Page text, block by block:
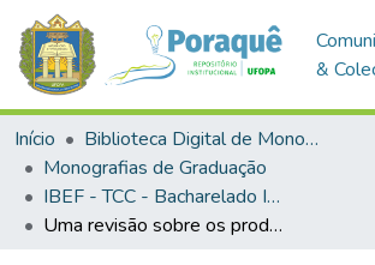
&
Início
Biblioteca Digital de Monografias (BDM)
Monografias de Graduação
IBEF - TCC - Bacharelado Interdisciplinar em Ciências Agrárias
Uma revisão sobre os produtos naturais com potencial acaricida frente ao carrapato Rhipicephalus sanguineus (Latreille 1806)